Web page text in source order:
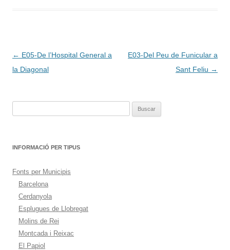
Navegación
de
← E05-De l’Hospital General a
la Diagonal
E03-Del Peu de Funicular a
Sant Feliu →
INFORMACIÓ PER TIPUS
Fonts per Municipis
Barcelona
Cerdanyola
Esplugues de Llobregat
Molins de Rei
Montcada i Reixac
El Papiol